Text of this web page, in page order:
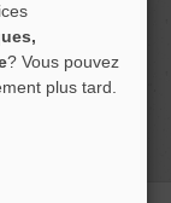
? Vous pouvez
plus tard.